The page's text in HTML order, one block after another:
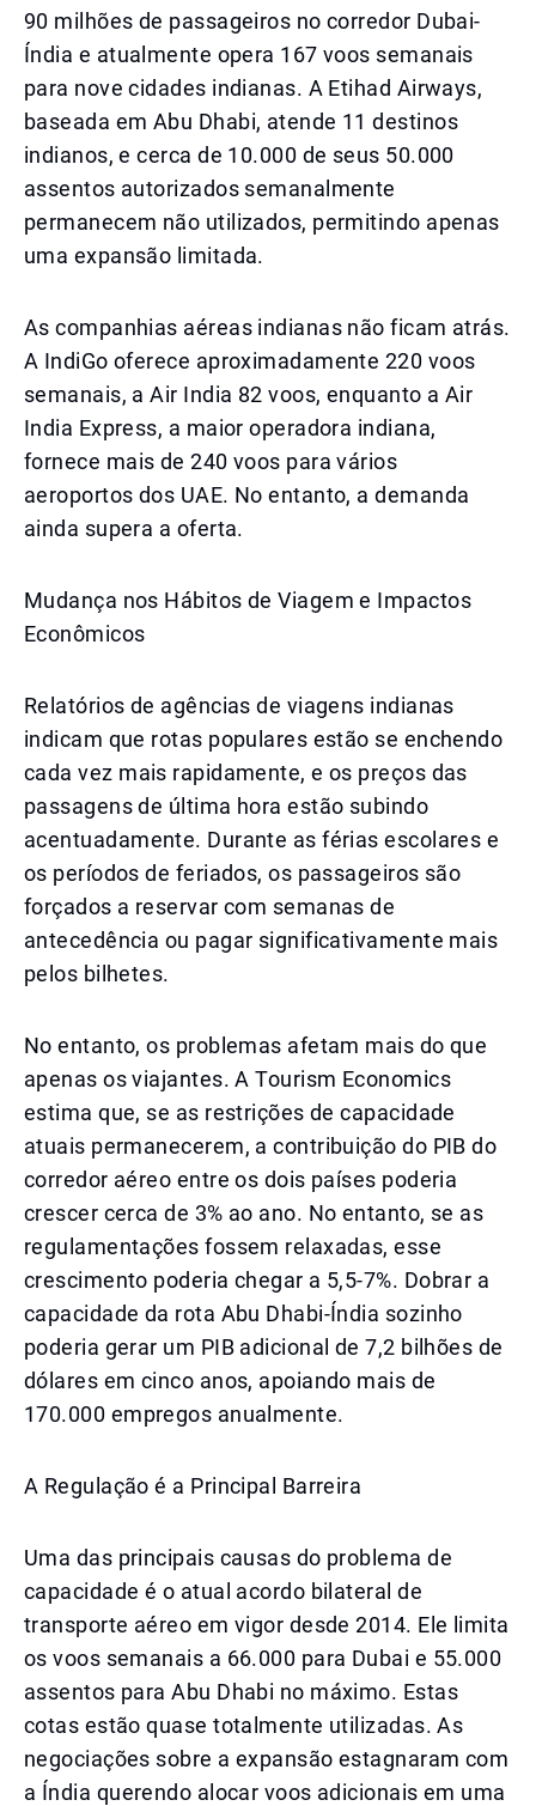
90 milhões de passageiros no corredor Dubai-
Índia e atualmente opera 167 voos semanais
para nove cidades indianas. A Etihad Airways,
baseada em Abu Dhabi, atende 11 destinos
indianos, e cerca de 10.000 de seus 50.000
assentos autorizados semanalmente
permanecem não utilizados, permitindo apenas
uma expansão limitada.
As companhias aéreas indianas não ficam atrás.
A IndiGo oferece aproximadamente 220 voos
semanais, a Air India 82 voos, enquanto a Air
India Express, a maior operadora indiana,
fornece mais de 240 voos para vários
aeroportos dos UAE. No entanto, a demanda
ainda supera a oferta.
Mudança nos Hábitos de Viagem e Impactos
Econômicos
Relatórios de agências de viagens indianas
indicam que rotas populares estão se enchendo
cada vez mais rapidamente, e os preços das
passagens de última hora estão subindo
acentuadamente. Durante as férias escolares e
os períodos de feriados, os passageiros são
forçados a reservar com semanas de
antecedência ou pagar significativamente mais
pelos bilhetes.
No entanto, os problemas afetam mais do que
apenas os viajantes. A Tourism Economics
estima que, se as restrições de capacidade
atuais permanecerem, a contribuição do PIB do
corredor aéreo entre os dois países poderia
crescer cerca de 3% ao ano. No entanto, se as
regulamentações fossem relaxadas, esse
crescimento poderia chegar a 5,5-7%. Dobrar a
capacidade da rota Abu Dhabi-Índia sozinho
poderia gerar um PIB adicional de 7,2 bilhões de
dólares em cinco anos, apoiando mais de
170.000 empregos anualmente.
A Regulação é a Principal Barreira
Uma das principais causas do problema de
capacidade é o atual acordo bilateral de
transporte aéreo em vigor desde 2014. Ele limita
os voos semanais a 66.000 para Dubai e 55.000
assentos para Abu Dhabi no máximo. Estas
cotas estão quase totalmente utilizadas. As
negociações sobre a expansão estagnaram com
a Índia querendo alocar voos adicionais em uma